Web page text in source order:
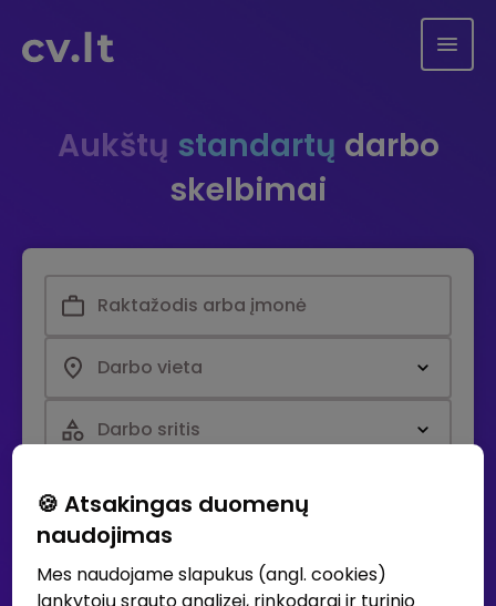
Aukštų standartų darbo
skelbimai
Darbo vieta
Darbo sritis
🍪 Atsakingas duomenų
naudojimas
Mes naudojame slapukus (angl. cookies)